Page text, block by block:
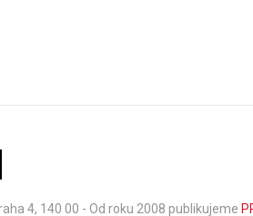
4, 140 00 - Od roku 2008 publikujeme